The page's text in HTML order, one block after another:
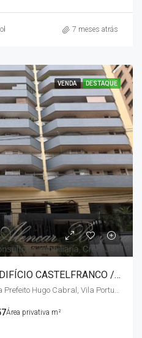
7 meses atrás
VENDA DESTAQUE
COBERTURA DUPLEX – EDIFÍCIO CASTELFRANCO / CENTRO
Área privativa m²